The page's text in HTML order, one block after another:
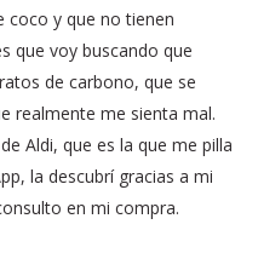
coco y que no tienen
que voy buscando que
de carbono, que se
realmente me sienta mal.
Aldi, que es la que me pilla
la descubrí gracias a mi
en mi compra.